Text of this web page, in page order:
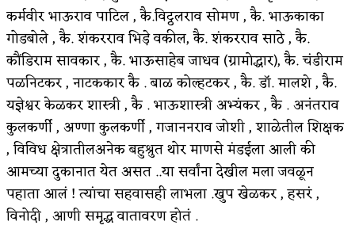
कर्मवीर भाऊराव पाटिल , कै.विट्ठलराव सोमण , कै. भाऊकाका
गोडबोले , कै. शंकरराव भिड़े वकील, कै. शंकरराव साठे , कै.
कौंडिराम सावकार , कै. भाऊसाहेब जाधव (ग्रामोद्धार), कै. चंडीराम
पळनिटकर , नाटककार कै . बाळ कोल्हटकर , कै. डॉ. मालशे , कै.
यज्ञेश्वर केळकर शास्त्री , कै . भाऊशास्त्री अभ्यंकर , कै . अनंतराव
कुलकर्णी , अण्णा कुलकर्णी , गजाननराव जोशी , शाळेतील शिक्षक
, विविध क्षेत्रातीलअनेक बहुश्रुत थोर माणसे मंडईला आली की
आमच्या दुकानात येत असत ..या सर्वांना देखील मला जवळून
पहाता आलं ! त्यांचा सहवासही लाभला .खुप खेळकर , हसरं ,
विनोदी , आणी समृद्ध वातावरण होतं .